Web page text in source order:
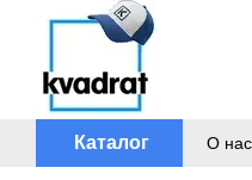
Перейти к основному контенту
Каталог О нас